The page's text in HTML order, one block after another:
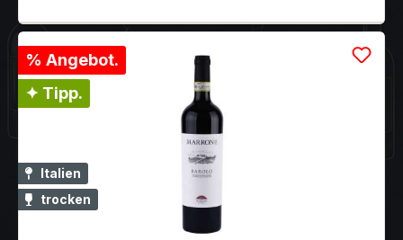
% Angebot.
✦ Tipp.
Italien
trocken